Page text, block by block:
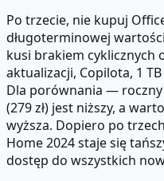
Po trzecie, nie kupuj
długoterminowej
kusi brakiem cyklicznych
aktualizacji, Copilota, 1
Dla porównania —
(279 zł) jest niższy, a
wyższa. Dopiero po
Home 2024 staje się
dostęp do wszystkich